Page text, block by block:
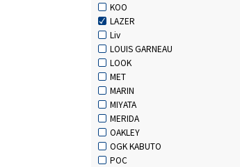
KOO
LAZER
Liv
LOUIS GARNEAU
LOOK
MET
MARIN
MIYATA
MERIDA
OAKLEY
OGK KABUTO
POC